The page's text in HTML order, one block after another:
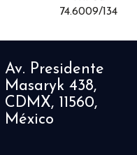
74.6009/134
Av. Presidente
Masaryk 438,
CDMX, 11560,
México